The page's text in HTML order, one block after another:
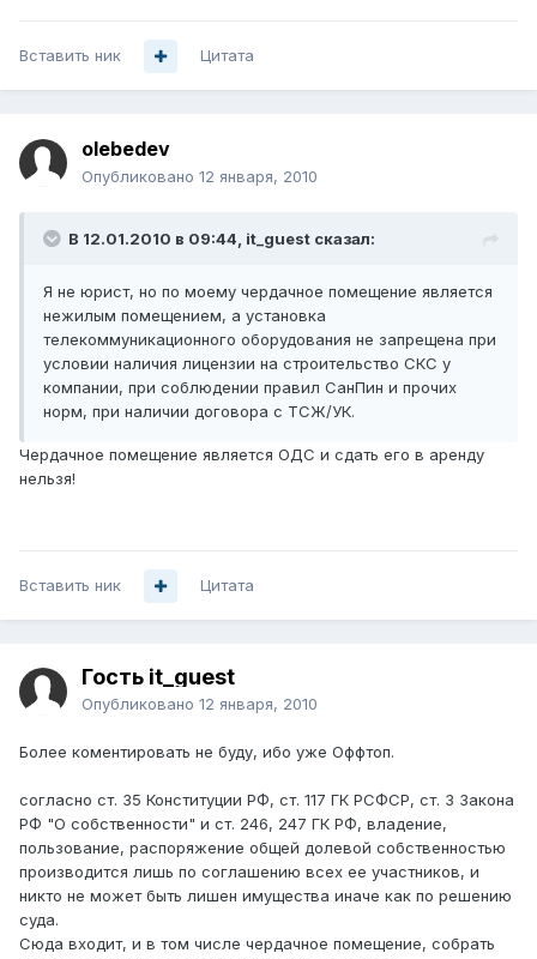
Вставить ник Цитата
olebedev
Опубликовано 12 января, 2010
В 12.01.2010 в 09:44, it_guest сказал:
Я не юрист, но по моему чердачное помещение является
нежилым помещением, а установка
телекоммуникационного оборудования не запрещена при
условии наличия лицензии на строительство СКС у
компании, при соблюдении правил СанПин и прочих
норм, при наличии договора с ТСЖ/УК.
Чердачное помещение является ОДС и сдать его в аренду
нельзя!
Вставить ник Цитата
Гость it_guest
Опубликовано 12 января, 2010
Более коментировать не буду, ибо уже Оффтоп.
согласно ст. 35 Конституции РФ, ст. 117 ГК РСФСР, ст. 3 Закона
РФ "О собственности" и ст. 246, 247 ГК РФ, владение,
пользование, распоряжение общей долевой собственностью
производится лишь по соглашению всех ее участников, и
никто не может быть лишен имущества иначе как по решению
суда.
Сюда входит, и в том числе чердачное помещение, собрать